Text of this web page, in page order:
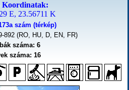
Koordinatak:
E, 23.56711 K
szám (térkép)
892 (RO, HU, D, EN, FR)
száma: 6
száma: 16